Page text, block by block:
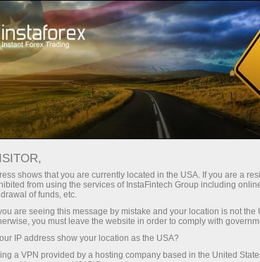
Ҳисоб-варағини тез очиш Савдо
Энди иш
учун
Инвесторлар
учун
Ҳамкорлар учун
shows that you are currently located in the USA. If you are a
from using the services of InstaFintech Group including
of funds, etc.
are seeing this message by mistake and your location is not the
you must leave the website in order to comply with
IP address show your location as the USA?
a VPN provided by a hosting company based in the United